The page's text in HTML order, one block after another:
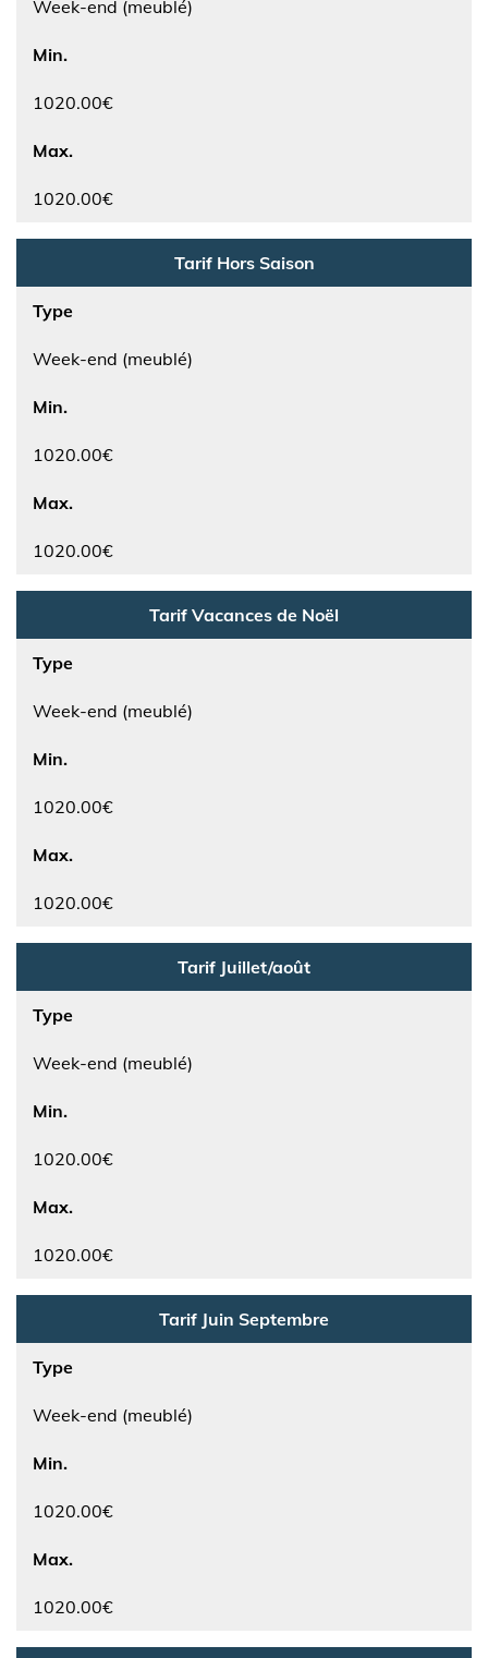
Week-end (meublé)
Min.
1020.00€
Max.
1020.00€
Tarif Hors Saison
Type
Week-end (meublé)
Min.
1020.00€
Max.
1020.00€
Tarif Vacances de Noël
Type
Week-end (meublé)
Min.
1020.00€
Max.
1020.00€
Tarif Juillet/août
Type
Week-end (meublé)
Min.
1020.00€
Max.
1020.00€
Tarif Juin Septembre
Type
Week-end (meublé)
Min.
1020.00€
Max.
1020.00€